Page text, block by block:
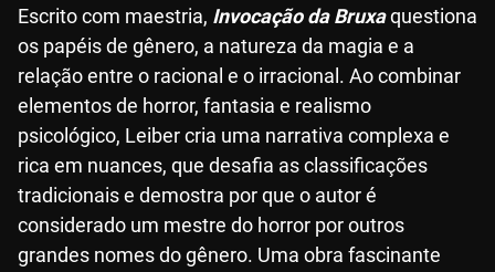
Escrito com maestria, Invocação da Bruxaquestiona
os papéis de gênero, a natureza da magia e a
relação entre o racional e o irracional. Ao combinar
elementos de horror, fantasia e realismo
psicológico, Leiber cria uma narrativa complexa e
rica em nuances, que desafia as classificações
tradicionais e demostra por que o autor é
considerado um mestre do horror por outros
grandes nomes do gênero. Uma obra fascinante